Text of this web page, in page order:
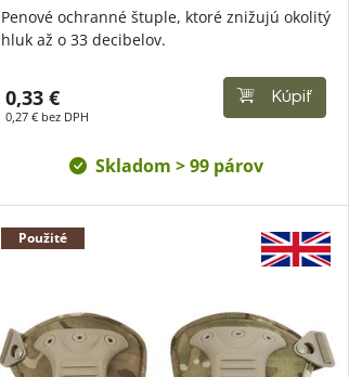
Penové ochranné štuple, ktoré znižujú okolitý
hluk až o 33 decibelov.
0,33 €
0,27 € bez DPH
Kúpiť
Skladom > 99 párov
Použité